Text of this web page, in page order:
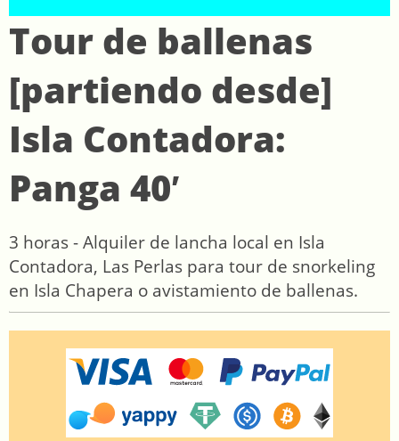
Tour de ballenas
[partiendo desde]
Isla Contadora:
Panga 40′
3 horas - Alquiler de lancha local en Isla
Contadora, Las Perlas para tour de snorkeling
en Isla Chapera o avistamiento de ballenas.